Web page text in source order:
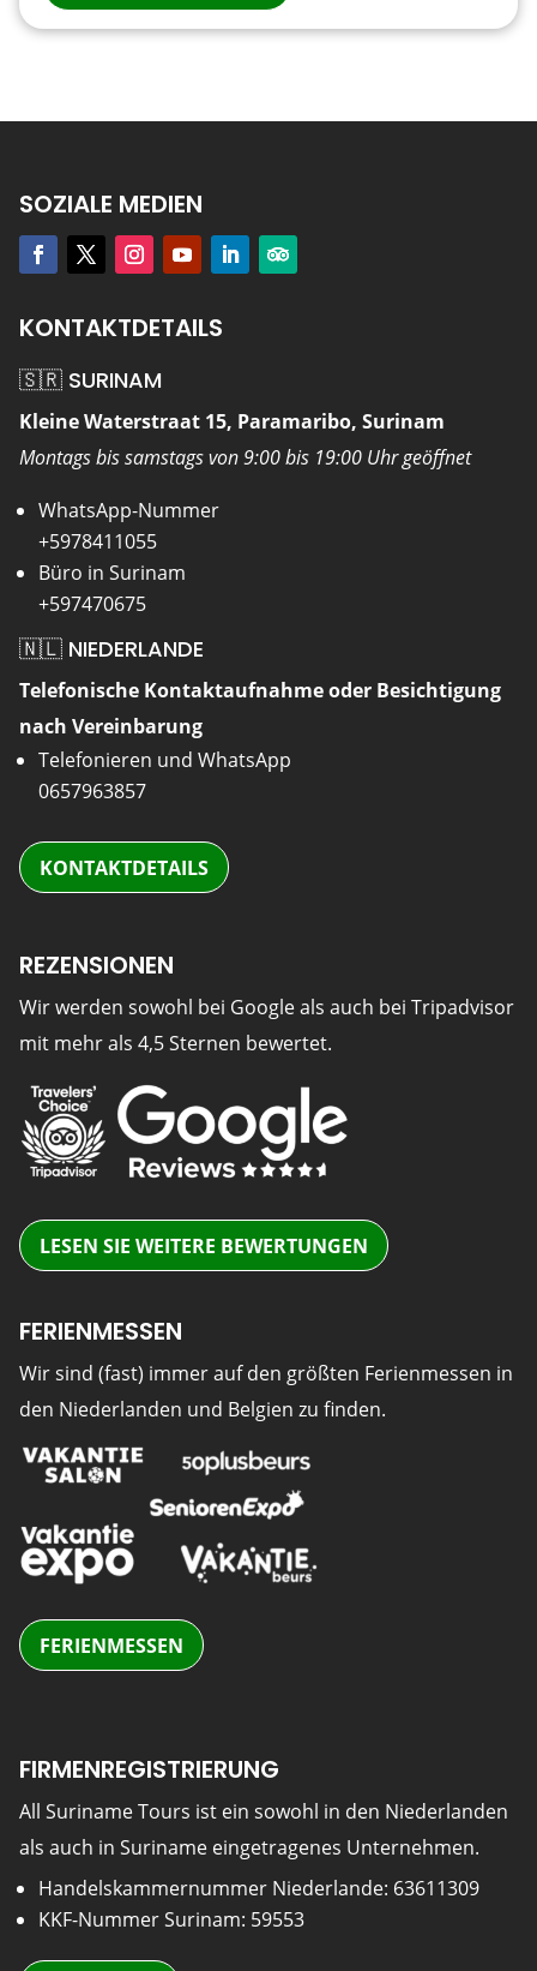
SOZIALE MEDIEN
KONTAKTDETAILS
🇸🇷 SURINAM
Kleine Waterstraat 15, Paramaribo, Surinam
Montags bis samstags von 9:00 bis 19:00 Uhr geöffnet
WhatsApp-Nummer
+5978411055
Büro in Surinam
+597470675
🇳🇱 NIEDERLANDE
Telefonische Kontaktaufnahme oder Besichtigung
nach Vereinbarung
Telefonieren und WhatsApp
0657963857
KONTAKTDETAILS
REZENSIONEN
Wir werden sowohl bei Google als auch bei Tripadvisor
mit mehr als 4,5 Sternen bewertet.
LESEN SIE WEITERE BEWERTUNGEN
FERIENMESSEN
Wir sind (fast) immer auf den größten Ferienmessen in
den Niederlanden und Belgien zu finden.
FERIENMESSEN
FIRMENREGISTRIERUNG
All Suriname Tours ist ein sowohl in den Niederlanden
als auch in Suriname eingetragenes Unternehmen.
Handelskammernummer Niederlande: 63611309
KKF-Nummer Surinam: 59553